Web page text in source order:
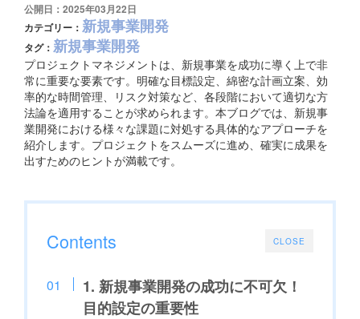
公開日：2025年03月22日
カテゴリー： 新規事業開発
タグ： 新規事業開発
プロジェクトマネジメントは、新規事業を成功に導く上で非
常に重要な要素です。明確な目標設定、綿密な計画立案、効
率的な時間管理、リスク対策など、各段階において適切な方
法論を適用することが求められます。本ブログでは、新規事
業開発における様々な課題に対処する具体的なアプローチを
紹介します。プロジェクトをスムーズに進め、確実に成果を
出すためのヒントが満載です。
CLOSE
Contents
1. 新規事業開発の成功に不可欠！
目的設定の重要性